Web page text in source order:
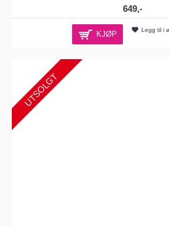
649,-
KJØP Legg til i
UTSOLGT